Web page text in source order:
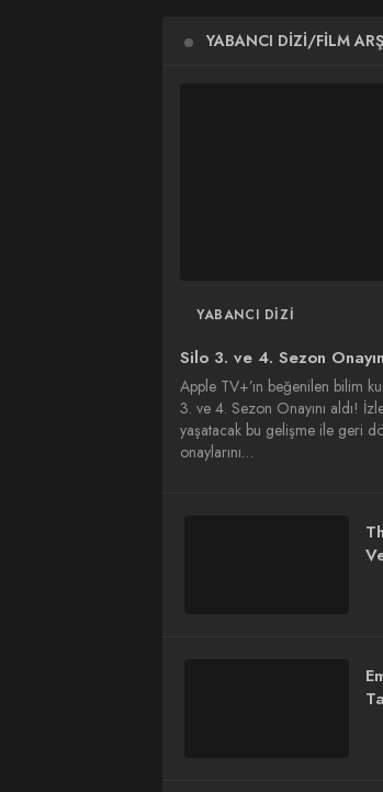
YABANCI DIZI/FILM
YABANCI DIZI
Silo 3. ve 4. Sezon
Apple TV+’ın beğenilen bilim
3. ve 4. Sezon Onayını aldı!
yaşatacak bu gelişme ile geri
onaylarını…